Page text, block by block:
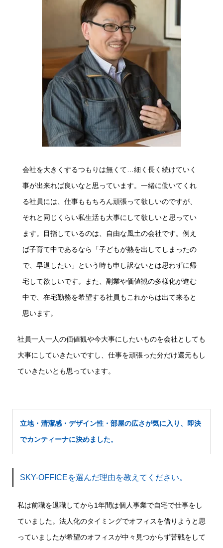
会社を大きくするつもりは無くて…細く長く続けていく
事が出来れば良いなと思っています。一緒に働いてくれ
る社員には、仕事ももちろん頑張って欲しいのですが、
それと同じくらい私生活も大事にして欲しいと思ってい
ます。目指しているのは、自由な風土の会社です。例え
ば子育て中であるなら「子どもが熱を出してしまったの
で、早退したい」という時も申し訳ないとは思わずに帰
宅して欲しいです。また、副業や価値観の多様化が進む
中で、在宅勤務を希望する社員もこれからは出て来ると
思います。
社員一人一人の価値観や今大事にしたいものを会社としても
大事にしていきたいですし、仕事を頑張った分だけ還元もし
ていきたいとも思っています。
立地・清潔感・デザイン性・部屋の広さが気に入り、即決
でカンティーナに決めました。
SKY-OFFICEを選んだ理由を教えてください。
私は前職を退職してから1年間は個人事業で自宅で仕事をし
ていました。法人化のタイミングでオフィスを借りようと思
っていましたが希望のオフィスが中々見つからず苦戦をして